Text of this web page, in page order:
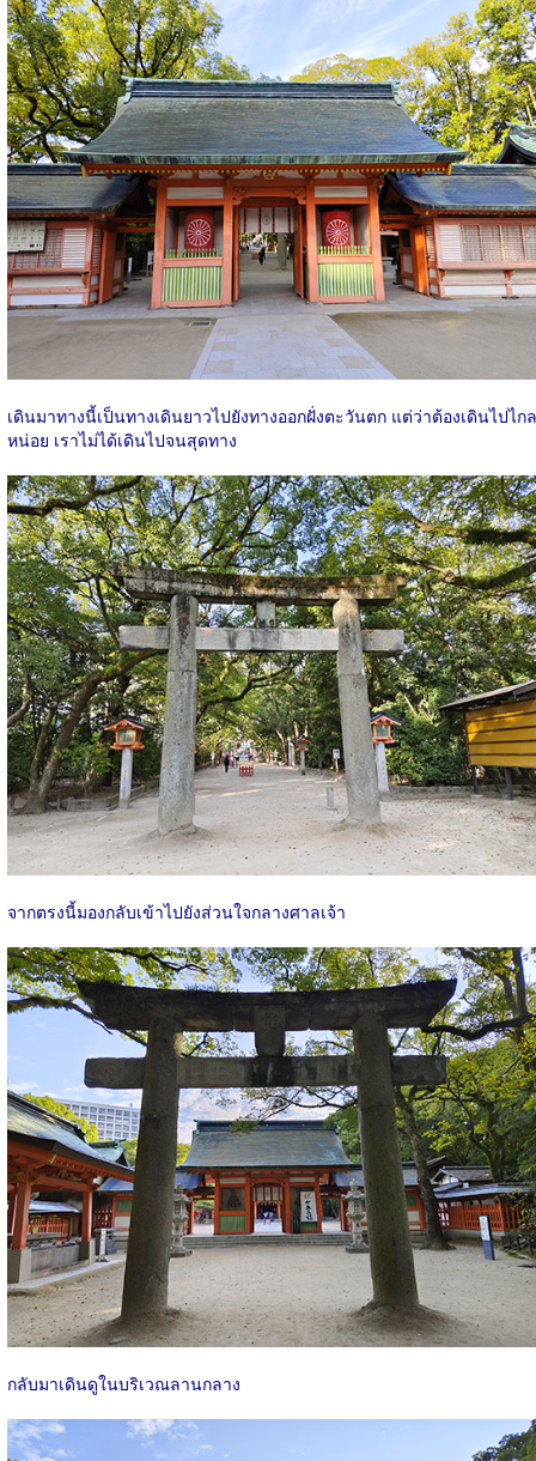
เดินมาทางนี้เป็นทางเดินยาวไปยังทางออกฝั่งตะวันตก แต่ว่าต้องเดินไปไกล
หน่อย เราไม่ได้เดินไปจนสุดทาง
จากตรงนี้มองกลับเข้าไปยังส่วนใจกลางศาลเจ้า
กลับมาเดินดูในบริเวณลานกลาง